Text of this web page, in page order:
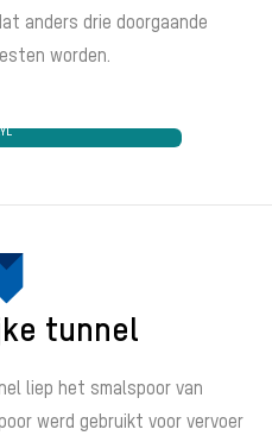
anders drie doorgaande
worden.
tunnel
liep het smalspoor van
werd gebruikt voor vervoer